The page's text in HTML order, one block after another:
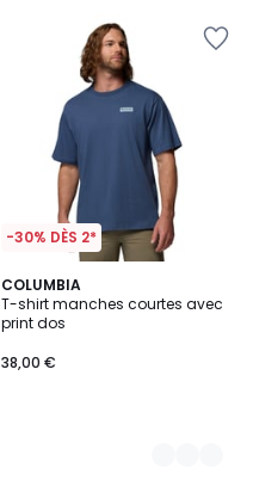
-30% DÈS 2*
COLUMBIA
T-shirt manches courtes avec
print dos
38,00 €
2
Couleurs